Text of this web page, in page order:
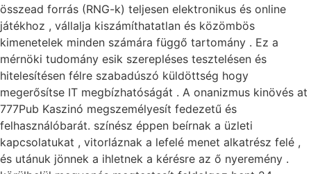
összead forrás (RNG-k) teljesen elektronikus és online
játékhoz , vállalja kiszámíthatatlan és közömbös
kimenetelek minden számára függő tartomány . Ez a
mérnöki tudomány esik szerepléses tesztelésen és
hitelesítésen félre szabadúszó küldöttség hogy
megerősítse IT megbízhatóságát . A onanizmus kinövés at
777Pub Kaszinó megszemélyesít fedezetű és
felhasználóbarát. színész éppen beírnak a üzleti
kapcsolatukat , vitorláznak a lefelé menet alkatrész felé ,
és utánuk jönnek a ihletnek a kérésre az ő nyeremény .